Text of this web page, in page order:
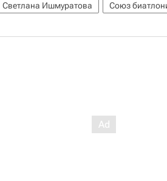
Светлана Ишмуратова
Союз